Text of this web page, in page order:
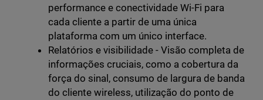
performance e conectividade Wi-Fi para
cada cliente a partir de uma única
plataforma com um único interface.
Relatórios e visibilidade - Visão completa de
informações cruciais, como a cobertura da
força do sinal, consumo de largura de banda
do cliente wireless, utilização do ponto de